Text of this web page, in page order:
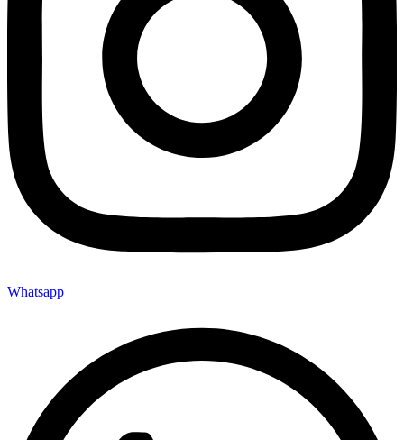
Whatsapp